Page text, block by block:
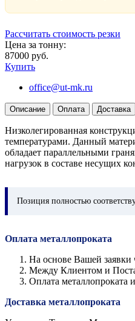
Рассчитать стоимость резки
Цена за тонну:
87000 руб.
Купить
office@ut-mk.ru
Описание Оплата Доставка
Низколегированная
температурами. Данный
обладает параллельными
нагрузок в составе несущих
Позиция полностью
Оплата металлопроката
На основе Вашей
Между Клиентом и
Оплата металлопроката
Доставка металлопроката